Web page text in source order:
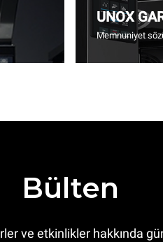
UNOX
Memnuniyet
Bülten
ve etkinlikler hakkında